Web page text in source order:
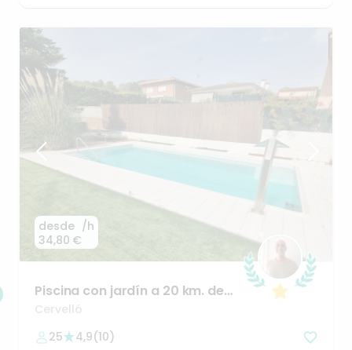
desde
34,80 €
/h
Piscina con jardín a 20 km. de
Barcelona
Cervelló
25
4,9(10)